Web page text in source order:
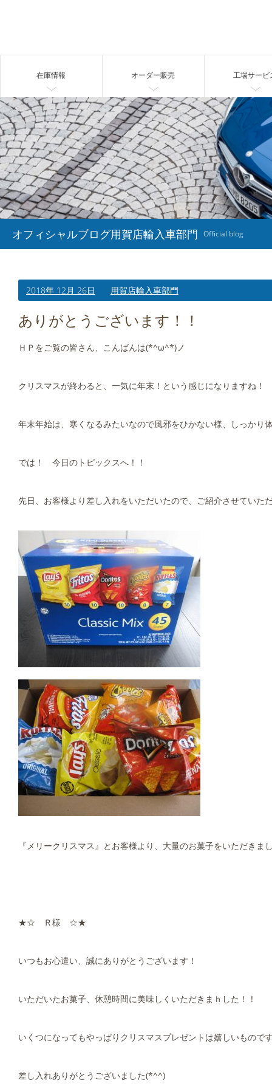
在庫情報 オーダー販売 工場サービ
オフィシャルブログ用賀店輸入車部門 Official blog
2018年 12月 26日 用賀店輸入車部門
ありがとうございます！！
ＨＰをご覧の皆さん、こんばんは(*^ω^*)ノ
クリスマスが終わると、一気に年末！という感じになりますね！
年末年始は、寒くなるみたいなので風邪をひかない様、しっかり
では！ 今日のトピックスへ！！
先日、お客様より差し入れをいただいたので、ご紹介させていた
『メリークリスマス』とお客様より、大量のお菓子をいただきま
★☆ Ｒ様 ☆★
いつもお心遣い、誠にありがとうございます！
いただいたお菓子、休憩時間に美味しくいただきまｈした！！
いくつになってもやっぱりクリスマスプレゼントは嬉しいもので
差し入れありがとうございました(*^^)